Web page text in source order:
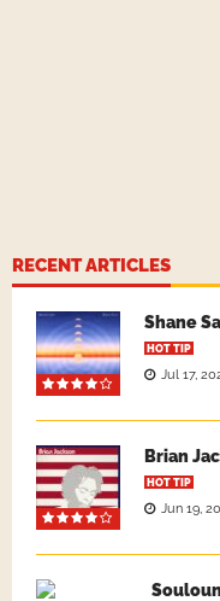
RECENT ARTICLES
Shane
HOT TIP
Jul 17,
Brian
HOT TIP
Jun 19,